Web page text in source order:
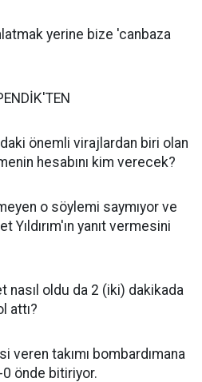
yerine bize 'canbaza
önemli virajlardan biri olan
hesabını kim verecek?
o söylemi saymıyor ve
Yıldırım'ın yanıt vermesini
nasıl oldu da 2 (iki) dakikada
attı?
veren takımı bombardımana
0 önde bitiriyor.